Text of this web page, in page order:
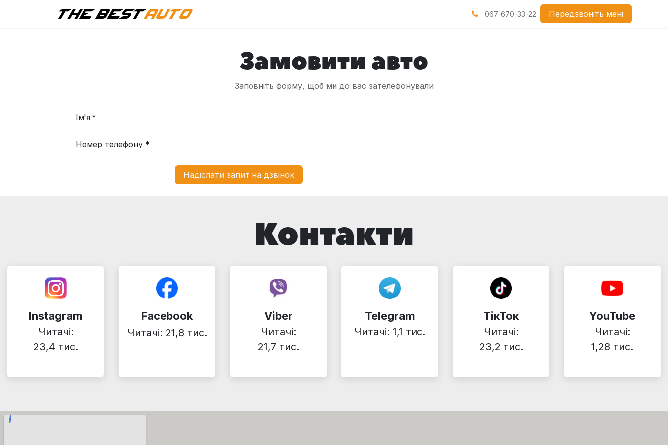
067-670-33-22 Передзвоніть мені
Замовити авто
Заповніть форму, щоб ми до вас зателефонували
Ім'я *
Номер телефону *
Надіслати запит на дзвінок
Контакти
Instagram
Читачі:
23,4 тис.
Facebook
Читачі: 21,8 тис.
Viber
Читачі:
21,7 тис.
Telegram
Читачі: 1,1 тис.
ТікТок
Читачі:
23,2 тис.
YouTube
Читачі:
1,28 тис.